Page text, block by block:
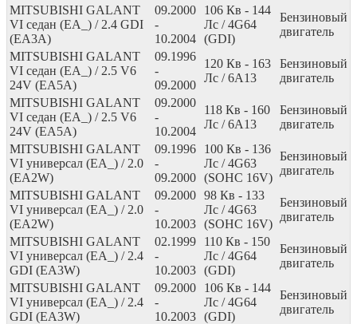
MITSUBISHI GALANT
VI седан (EA_) / 2.4 GDI
(EA3A)
09.2000
-
10.2004
106 Кв - 144
Лс / 4G64
(GDI)
Бензиновый
двигатель
MITSUBISHI GALANT
VI седан (EA_) / 2.5 V6
24V (EA5A)
09.1996
-
09.2000
120 Кв - 163
Лс / 6A13
Бензиновый
двигатель
MITSUBISHI GALANT
VI седан (EA_) / 2.5 V6
24V (EA5A)
09.2000
-
10.2004
118 Кв - 160
Лс / 6A13
Бензиновый
двигатель
MITSUBISHI GALANT
VI универсал (EA_) / 2.0
(EA2W)
09.1996
-
09.2000
100 Кв - 136
Лс / 4G63
(SOHC 16V)
Бензиновый
двигатель
MITSUBISHI GALANT
VI универсал (EA_) / 2.0
(EA2W)
09.2000
-
10.2003
98 Кв - 133
Лс / 4G63
(SOHC 16V)
Бензиновый
двигатель
MITSUBISHI GALANT
VI универсал (EA_) / 2.4
GDI (EA3W)
02.1999
-
10.2003
110 Кв - 150
Лс / 4G64
(GDI)
Бензиновый
двигатель
MITSUBISHI GALANT
VI универсал (EA_) / 2.4
GDI (EA3W)
09.2000
-
10.2003
106 Кв - 144
Лс / 4G64
(GDI)
Бензиновый
двигатель